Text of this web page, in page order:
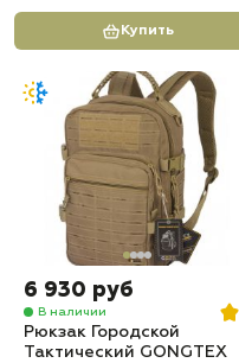
Купить
6 930 руб
В наличии
Рюкзак Городской
Тактический GONGTEX